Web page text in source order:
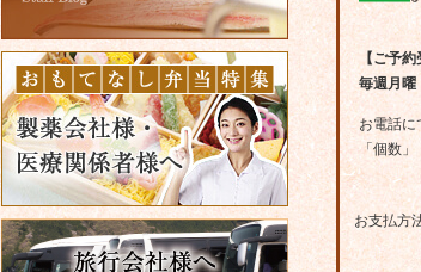
【ご予
毎週月曜
お電話に
「個数」
お支払方